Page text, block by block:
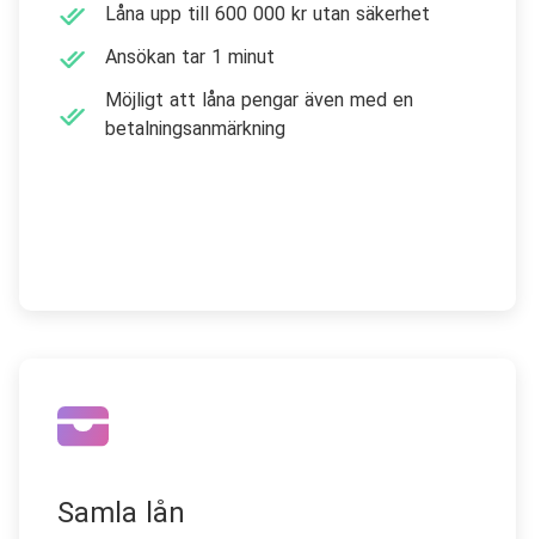
Låna upp till 600 000 kr utan säkerhet
Ansökan tar 1 minut
Möjligt att låna pengar även med en
betalningsanmärkning
Samla lån